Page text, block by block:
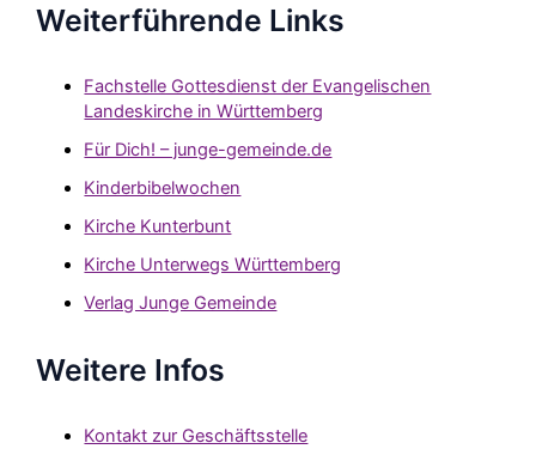
Weiterführende Links
Fachstelle Gottesdienst der Evangelischen
Landeskirche in Württemberg
Für Dich! – junge-gemeinde.de
Kinderbibelwochen
Kirche Kunterbunt
Kirche Unterwegs Württemberg
Verlag Junge Gemeinde
Weitere Infos
Kontakt zur Geschäftsstelle